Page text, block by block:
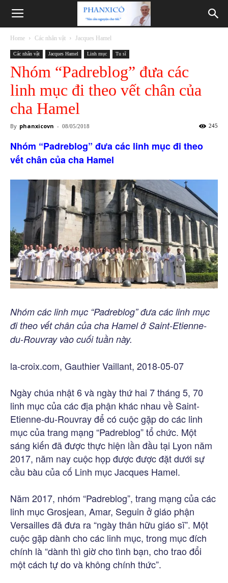
Phanxicô
Home Các nhân vật Jacques Hamel
Các nhân vật Jacques Hamel Linh mục Tu sĩ
Nhóm “Padreblog” đưa các
linh mục đi theo vết chân của
cha Hamel
By phanxicovn - 08/05/2018 245
Nhóm “Padreblog” đưa các linh mục đi theo
vết chân của cha Hamel
Nhóm các linh mục “Padreblog” đưa các linh mục
đi theo vết chân của cha Hamel ở Saint-Etienne-
du-Rouvray vào cuối tuần này.
la-croix.com, Gauthier Vaillant, 2018-05-07
Ngày chúa nhật 6 và ngày thứ hai 7 tháng 5, 70
linh mục của các địa phận khác nhau về Saint-
Etienne-du-Rouvray để có cuộc gặp do các linh
mục của trang mạng “Padreblog” tổ chức. Một
sáng kiến đã được thực hiện lần đầu tại Lyon năm
2017, năm nay cuộc họp được được đặt dưới sự
cầu bàu của cố Linh mục Jacques Hamel.
Năm 2017, nhóm “Padreblog”, trang mạng của các
linh mục Grosjean, Amar, Seguin ở giáo phận
Versailles đã đưa ra “ngày thân hữu giáo sĩ”. Một
cuộc gặp dành cho các linh mục, trong mục đích
chính là “dành thì giờ cho tình bạn, cho trao đổi
một cách tự do và không chính thức”.